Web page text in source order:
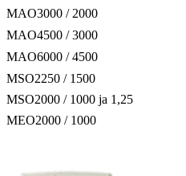
MAO3000 / 2000
MAO4500 / 3000
MAO6000 / 4500
MSO2250 / 1500
MSO2000 / 1000 ja 1,25
MEO2000 / 1000